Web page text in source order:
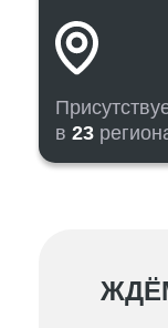
в 23